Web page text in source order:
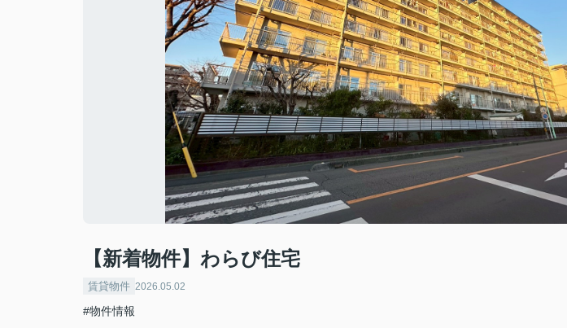
【新着物件】わらび住宅
賃貸物件 2026.05.02
#物件情報